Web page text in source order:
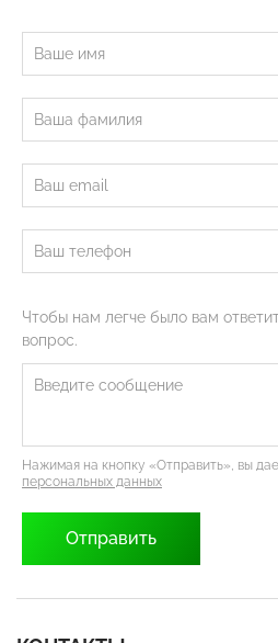
Чтобы нам легче было вам
вопрос.
Нажимая на кнопку «Отправить», вы
персональных данных